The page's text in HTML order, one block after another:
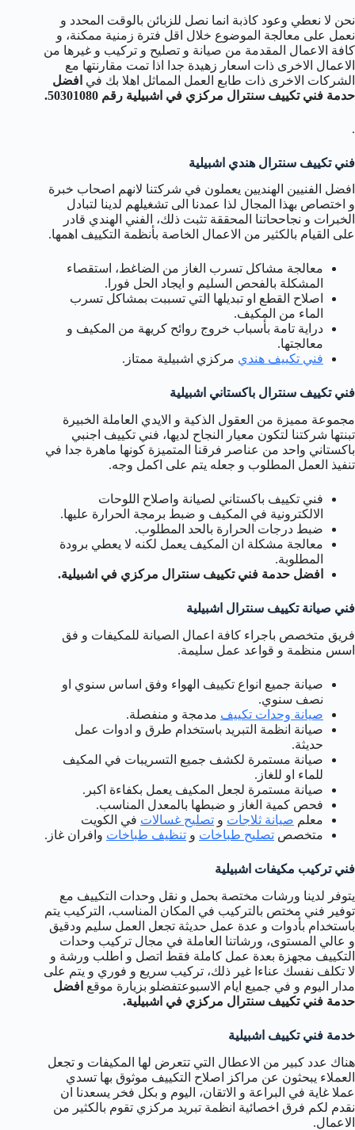
نحن لا نعطي وعود كاذبة انما نصل للزبائن بالوقت المحدد و
نعمل على معالجة الموضوع خلال اقل فترة زمنية ممكنة، و
كافة الاعمال المقدمة من صيانة و تصليح و تركيب و غيرها من
الاعمال الاخرى ذات اسعار زهيدة جدا اذا تمت مقارنتها مع
الشركات الاخرى ذات طابع العمل المماثل اهلا بك في افضل
حدمة فني تكييف سنترال مركزي في اشبيلية رقم 50301080.
.
فني تكييف سنترال هندي اشبيلية
افضل الفنيين الهنديين يعملون في شركتنا لانهم اصحاب خبرة
و اختصاص بهذا المجال لذا عمدنا الى تشغيلهم لدينا لتبادل
الخبرات و نجاححاتنا المحققة تثبت ذلك، الفني الهندي قادر
على القيام بالكثير من الاعمال الخاصة بأنظمة التكييف اهمها.
معالجة مشاكل تسرب الغاز من الضاغط، استقصاء
المشكلة بالفحص السليم و ايجاد الحل فورا.
اصلاح القطع او تبديلها التي تسببت بمشاكل تسرب
الماء من المكيف.
دراية تامة بأسباب خروج روائح كريهة من المكيف و
معالجتها.
فني تكييف هندي مركزي اشبيلية ممتاز.
فني تكييف سنترال باكستاني اشبيلية
مجموعة مميزة من العقول الذكية و الايدي العاملة الخبيرة
تبنتها شركتنا لتكون معيار النجاح لديها، فني تكييف اجنبي
باكستاني واحد من عناصر فرقنا المتميزة كونها ماهرة جدا في
تنفيذ العمل المطلوب و جعله يتم على اكمل وجه.
فني تكييف باكستاني لصيانة واصلاح اللوحات
الالكترونية في المكيف و ضبط برمجة الحرارة عليها.
ضبط درجات الحرارة بالحد المطلوب.
معالجة مشكلة ان المكيف يعمل لكنه لا يعطي برودة
المطلوبة.
افضل حدمة فني تكييف سنترال مركزي في اشبيلية.
فني صيانة تكييف سنترال اشبيلية
فريق متخصص باجراء كافة اعمال الصيانة للمكيفات و فق
اسس منظمة و قواعد عمل سليمة.
صيانة جميع انواع تكييف الهواء وفق اساس سنوي او
نصف سنوي.
صيانة وحدات تكييف مدمجة و منفصلة.
صيانة انظمة التبريد باستخدام طرق و ادوات عمل
حديثة.
صيانة مستمرة لكشف جميع التسريبات في المكيف
للماء او للغاز.
صيانة مستمرة لجعل المكيف يعمل بكفاءة اكبر.
فحص كمية الغاز و ضبطها بالمعدل المناسب.
معلم صيانة ثلاجات و تصليح غسالات في الكويت
متخصص تصليح طباخات و تنظيف طباخات وافران غاز.
فني تركيب مكيفات اشبيلية
يتوفر لدينا ورشات مختصة بحمل و نقل وحدات التكييف مع
توفير فني مختص بالتركيب في المكان المناسب، التركيب يتم
باستخدام بأدوات و عدة عمل حديثة تجعل العمل سليم ودقيق
و عالي المستوى، ورشاتنا العاملة في مجال تركيب وحدات
التكييف مجهزة بعدة عمل كاملة فقط اتصل و اطلب ورشة و
لا تكلف نفسك عناءا غير ذلك، تركيب سريع و فوري و يتم على
مدار اليوم و في جميع ايام الاسبوعتفضلو بزيارة موقع افضل
حدمة فني تكييف سنترال مركزي في اشبيلية.
خدمة فني تكييف اشبيلية
هناك عدد كبير من الاعطال التي تتعرض لها المكيفات و تجعل
العملاء يبحثون عن مراكز اصلاح التكييف موثوق بها تسدي
عملا غاية في البراعة و الاتقان، اليوم و بكل فخر يسعدنا ان
نقدم لكم فرق اخصائية انظمة تبريد مركزي تقوم بالكثير من
الاعمال.